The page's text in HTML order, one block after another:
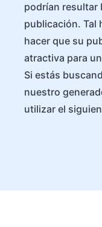
podrían resultar
publicación. Tal
hacer que su
atractiva para
Si estás
nuestro
utilizar el